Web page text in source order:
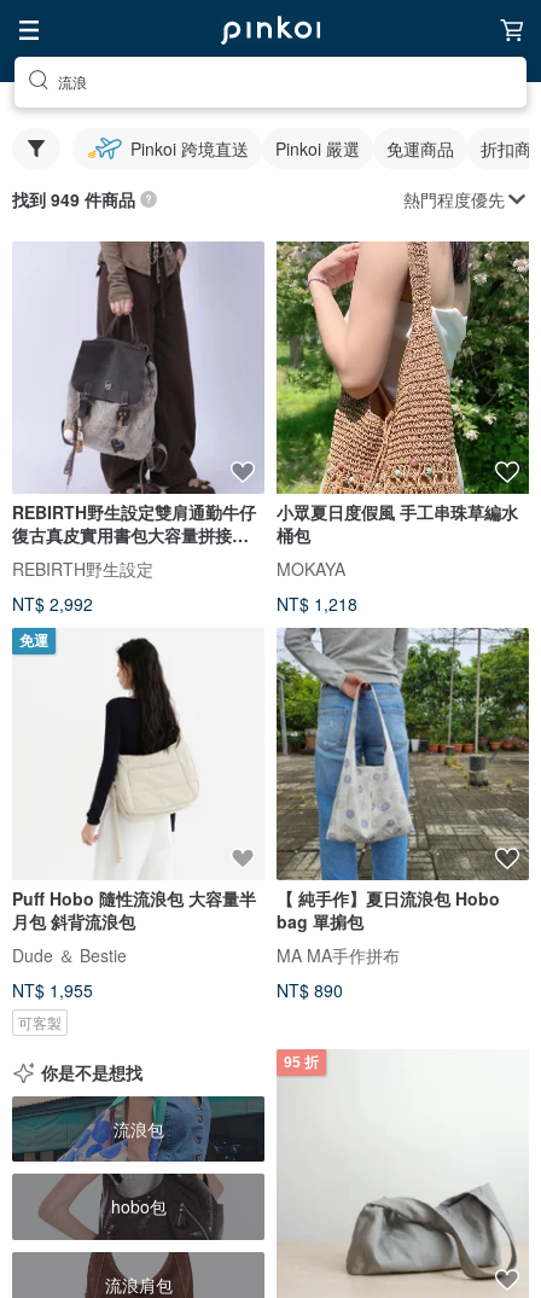
流浪
Pinkoi 跨境直送 Pinkoi 嚴選 免運商品 折扣商
找到 949 件商品 熱門程度優先
REBIRTH野生設定雙肩通勤牛仔
復古真皮實用書包大容量拼接流
浪包
REBIRTH野生設定
NT$ 2,992
小眾夏日度假風 手工串珠草編水
桶包
MOKAYA
NT$ 1,218
免運
Puff Hobo 隨性流浪包 大容量半
月包 斜背流浪包
Dude ＆ Bestie
NT$ 1,955
可客製
【 純手作】夏日流浪包 Hobo
bag 單掮包
MA MA手作拼布
NT$ 890
你是不是想找
流浪包
hobo包
流浪肩包
95 折